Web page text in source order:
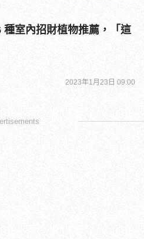
室內招財植物推薦，「這
2023年1月23日 09:00